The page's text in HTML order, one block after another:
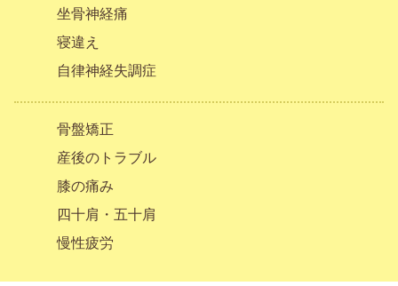
坐骨神経痛
寝違え
自律神経失調症
骨盤矯正
産後のトラブル
膝の痛み
四十肩・五十肩
慢性疲労